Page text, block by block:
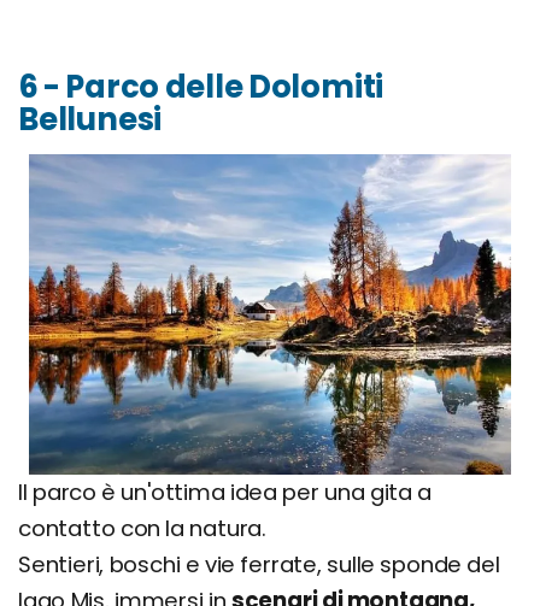
6 - Parco delle Dolomiti
Bellunesi
Il parco è un'ottima idea per una gita a
contatto con la natura.
Sentieri, boschi e vie ferrate, sulle sponde del